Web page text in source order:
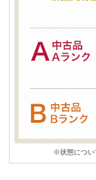
※状態につい